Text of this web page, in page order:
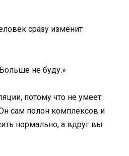
сразу изменит
не буду.»
потому что не умеет
сам полон комплексов и
нормально, а вдруг вы